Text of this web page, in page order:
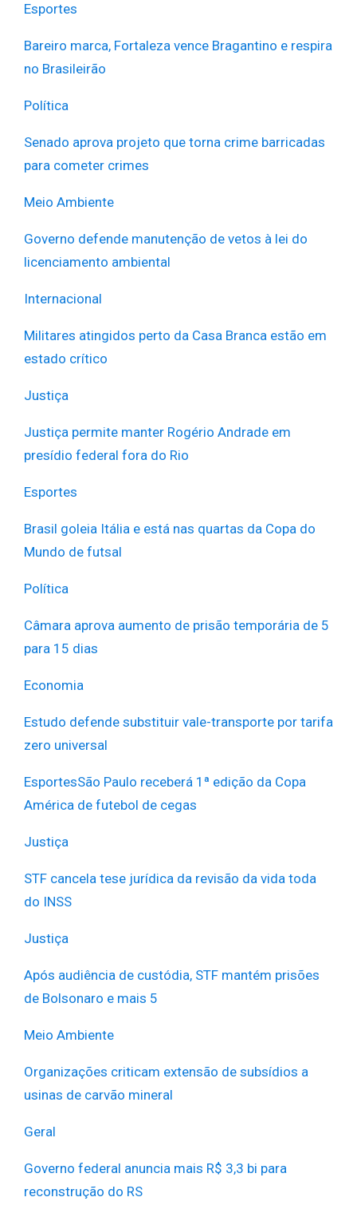
Esportes
Bareiro marca, Fortaleza vence Bragantino e respira
no Brasileirão
Política
Senado aprova projeto que torna crime barricadas
para cometer crimes
Meio Ambiente
Governo defende manutenção de vetos à lei do
licenciamento ambiental
Internacional
Militares atingidos perto da Casa Branca estão em
estado crítico
Justiça
Justiça permite manter Rogério Andrade em
presídio federal fora do Rio
Esportes
Brasil goleia Itália e está nas quartas da Copa do
Mundo de futsal
Política
Câmara aprova aumento de prisão temporária de 5
para 15 dias
Economia
Estudo defende substituir vale-transporte por tarifa
zero universal
EsportesSão Paulo receberá 1ª edição da Copa
América de futebol de cegas
Justiça
STF cancela tese jurídica da revisão da vida toda
do INSS
Justiça
Após audiência de custódia, STF mantém prisões
de Bolsonaro e mais 5
Meio Ambiente
Organizações criticam extensão de subsídios a
usinas de carvão mineral
Geral
Governo federal anuncia mais R$ 3,3 bi para
reconstrução do RS